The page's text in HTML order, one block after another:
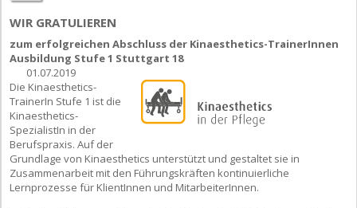
WIR GRATULIEREN
zum erfolgreichen Abschluss der Kinaesthetics-TrainerInnen
Ausbildung Stufe 1 Stuttgart 18
01.07.2019
Die Kinaesthetics-
TrainerIn Stufe 1 ist die
Kinaesthetics-
SpezialistIn in der
Berufspraxis. Auf der
Grundlage von Kinaesthetics unterstützt und gestaltet sie in
Zusammenarbeit mit den Führungskräften kontinuierliche
Lernprozesse für KlientInnen und MitarbeiterInnen.